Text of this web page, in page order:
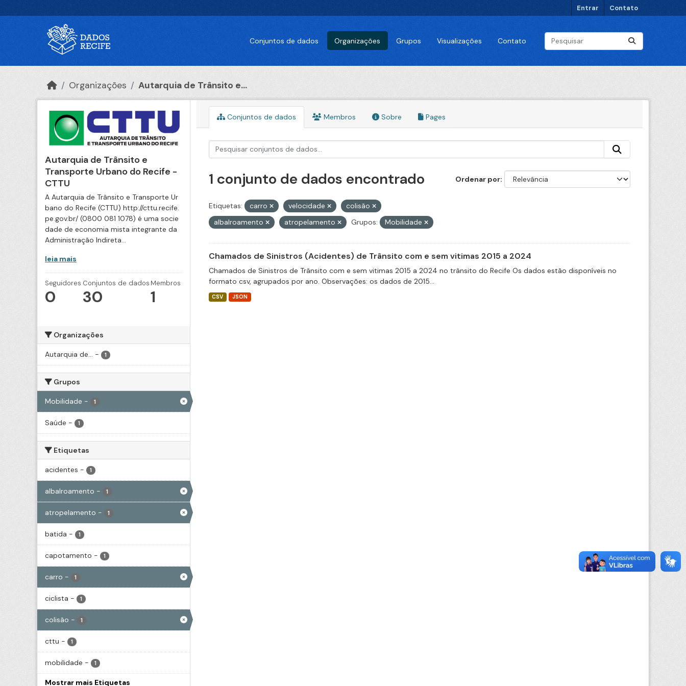
Entrar Contato
Conjuntos de dados Organizações Grupos Visualizações Contato
Organizações Autarquia de Trânsito e...
Autarquia de Trânsito e
Transporte Urbano do Recife -
CTTU
A Autarquia de Trânsito e Transporte Ur
bano do Recife (CTTU) http://cttu.recife.
pe.gov.br/ (0800 081 1078) é uma socie
dade de economia mista integrante da
Administração Indireta...
leia mais
Seguidores
0
Conjuntos de dados
30
Membros
1
Organizações
Autarquia de... - 1
Grupos
Mobilidade - 1
Saúde - 1
Etiquetas
acidentes - 1
albalroamento - 1
atropelamento - 1
batida - 1
capotamento - 1
carro - 1
ciclista - 1
colisão - 1
cttu - 1
mobilidade - 1
Mostrar mais Etiquetas
Conjuntos de dados Membros Sobre Pages
Ordenar por
1 conjunto de dados encontrado
Etiquetas: carro velocidade
colisão
albalroamento
atropelamento Grupos: Mobilidade
Chamados de Sinistros (Acidentes) de Trânsito com e sem vitimas 2015 a 2024
Chamados de Sinistros de Trânsito com e sem vitimas 2015 a 2024 no trânsito do Recife Os dados estão disponíveis no
formato csv, agrupados por ano. Observações: os dados de 2015...
CSV JSON